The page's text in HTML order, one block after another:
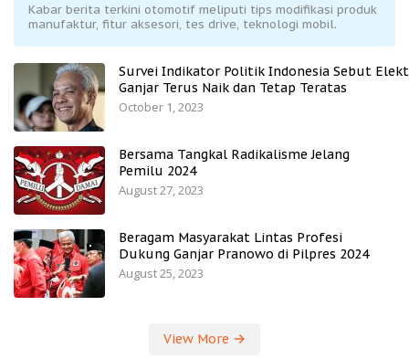
Kabar berita terkini otomotif meliputi tips modifikasi produk
manufaktur, fitur aksesori, tes drive, teknologi mobil.
Survei Indikator Politik Indonesia Sebut
Ganjar Terus Naik dan Tetap Teratas
October 1, 2023
Bersama Tangkal Radikalisme Jelang
Pemilu 2024
August 27, 2023
Beragam Masyarakat Lintas Profesi
Dukung Ganjar Pranowo di Pilpres 2024
August 25, 2023
View More